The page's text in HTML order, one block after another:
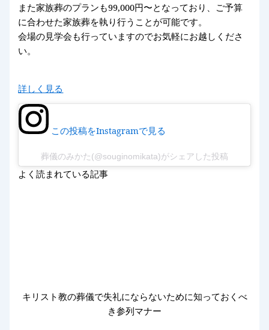
また家族葬のプランも99,000円〜となっており、ご予算
に合わせた家族葬を執り行うことが可能です。
会場の見学会も行っていますのでお気軽にお越しくださ
い。
詳しく見る
この投稿をInstagramで見る
葬儀のみかた(@souginomikata)がシェアした投稿
よく読まれている記事
キリスト教の葬儀で失礼にならないために知っておくべ
き参列マナー